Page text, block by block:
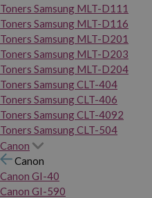
Toners Samsung MLT-D111
Toners Samsung MLT-D116
Toners Samsung MLT-D201
Toners Samsung MLT-D203
Toners Samsung MLT-D204
Toners Samsung CLT-404
Toners Samsung CLT-406
Toners Samsung CLT-4092
Toners Samsung CLT-504
Canon
Canon
Canon GI-40
Canon GI-590